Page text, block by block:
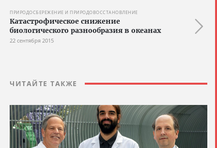
ПРИРОДОСБЕРЕЖЕНИЕ И ПРИРОДОВОССТАНОВЛЕНИЕ
Катастрофическое снижение
биологического разнообразия в океанах
22 сентября 2015
ЧИТАЙТЕ ТАКЖЕ